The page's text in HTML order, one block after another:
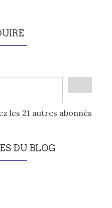
les 21 autres abonnés
DU BLOG